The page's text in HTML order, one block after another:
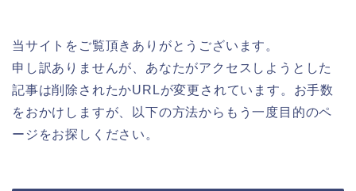
当サイトをご覧頂きありがとうございます。
申し訳ありませんが、あなたがアクセスしようとした
記事は削除されたかURLが変更されています。お手数
をおかけしますが、以下の方法からもう一度目的のペ
ージをお探しください。